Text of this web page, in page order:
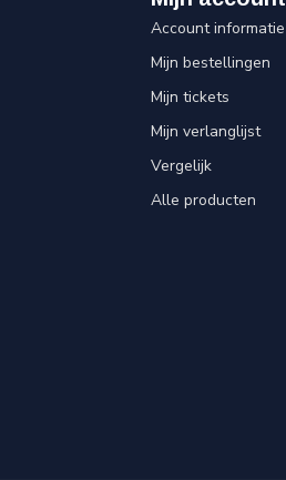
Account informatie
Mijn bestellingen
Mijn tickets
Mijn verlanglijst
Vergelijk
Alle producten